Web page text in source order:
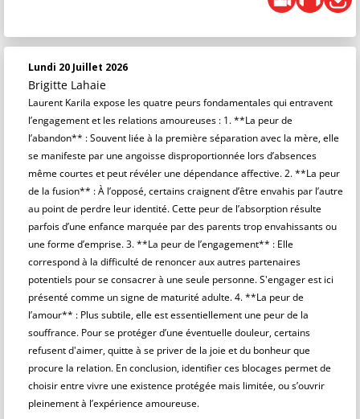
Lundi 20 Juillet 2026
Brigitte Lahaie
Laurent Karila expose les quatre peurs fondamentales qui entravent
l’engagement et les relations amoureuses : 1. **La peur de
l’abandon** : Souvent liée à la première séparation avec la mère, elle
se manifeste par une angoisse disproportionnée lors d’absences
même courtes et peut révéler une dépendance affective. 2. **La peur
de la fusion** : À l’opposé, certains craignent d’être envahis par l’autre
au point de perdre leur identité. Cette peur de l’absorption résulte
parfois d’une enfance marquée par des parents trop envahissants ou
une forme d’emprise. 3. **La peur de l’engagement** : Elle
correspond à la difficulté de renoncer aux autres partenaires
potentiels pour se consacrer à une seule personne. S'engager est ici
présenté comme un signe de maturité adulte. 4. **La peur de
l’amour** : Plus subtile, elle est essentiellement une peur de la
souffrance. Pour se protéger d’une éventuelle douleur, certains
refusent d'aimer, quitte à se priver de la joie et du bonheur que
procure la relation. En conclusion, identifier ces blocages permet de
choisir entre vivre une existence protégée mais limitée, ou s’ouvrir
pleinement à l’expérience amoureuse.